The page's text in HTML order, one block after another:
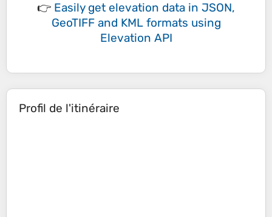
👉 Easily get elevation data in JSON,
GeoTIFF and KML formats using
Elevation API
Profil de l'itinéraire